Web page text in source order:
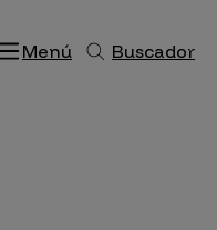
Menú Buscador